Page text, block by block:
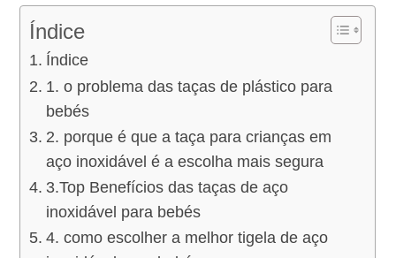
Índice
Índice
1. o problema das taças de plástico para
bebés
2. porque é que a taça para crianças em
aço inoxidável é a escolha mais segura
3.Top Benefícios das taças de aço
inoxidável para bebés
4. como escolher a melhor tigela de aço